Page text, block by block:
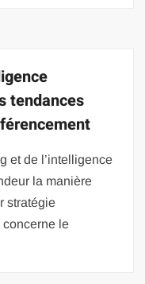
tendances
et de l’intelligence
la manière
stratégie
concerne le